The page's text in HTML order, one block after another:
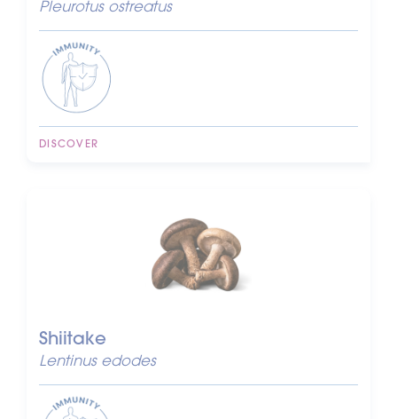
Pleurotus ostreatus
DISCOVER
Shiitake
Lentinus edodes